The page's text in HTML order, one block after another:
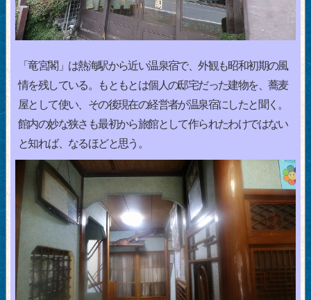
「竜宮閣」は熱海駅から近い温泉宿で、外観も昭和初期の風
情を残している。もともとは個人の邸宅だった建物を、蕎麦
屋として使い、その後現在の経営者が温泉宿にしたと聞く。
館内の妙な狭さも最初から旅館として作られたわけではない
と知れば、なるほどと思う。